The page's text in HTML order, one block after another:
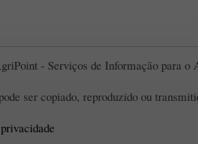
- Serviços de Informação para o
ser copiado, reproduzido ou